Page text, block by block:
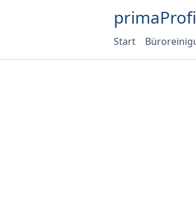
primaProfi
Start